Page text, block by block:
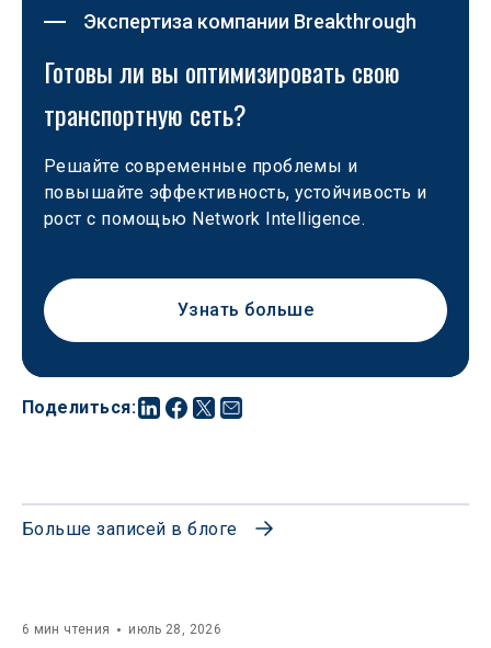
Поделиться:
Экспертиза компании Breakthrough
Готовы ли вы оптимизировать свою
транспортную сеть?
Решайте современные проблемы и
повышайте эффективность, устойчивость и
рост с помощью Network Intelligence.
Узнать больше
Больше записей в блоге
6 мин чтения июль 28, 2026